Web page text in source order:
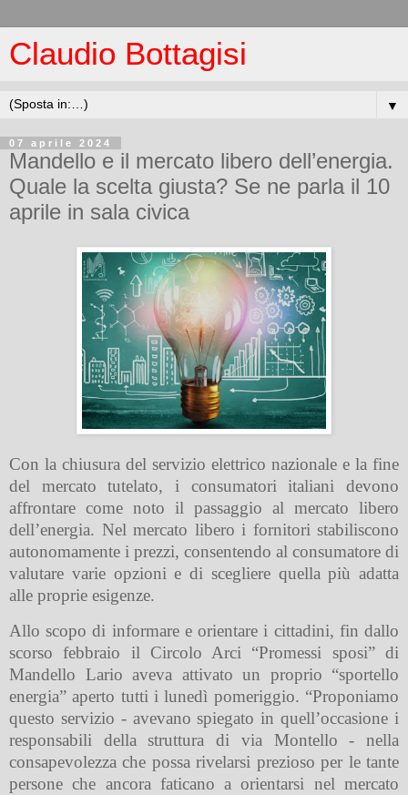
Claudio Bottagisi
▼
07 aprile 2024
Mandello e il mercato libero dell’energia.
Quale la scelta giusta? Se ne parla il 10
aprile in sala civica
Con la chiusura del servizio elettrico nazionale e la fine
del mercato tutelato, i consumatori italiani devono
affrontare come noto il passaggio al mercato libero
dell’energia. Nel mercato libero i fornitori stabiliscono
autonomamente i prezzi, consentendo al consumatore di
valutare varie opzioni e di scegliere quella più adatta
alle proprie esigenze.
Allo scopo di informare e orientare i cittadini, fin dallo
scorso febbraio il Circolo Arci “Promessi sposi” di
Mandello Lario aveva attivato un proprio “sportello
energia” aperto tutti i lunedì pomeriggio. “Proponiamo
questo servizio - avevano spiegato in quell’occasione i
responsabili della struttura di via Montello - nella
consapevolezza che possa rivelarsi prezioso per le tante
persone che ancora faticano a orientarsi nel mercato